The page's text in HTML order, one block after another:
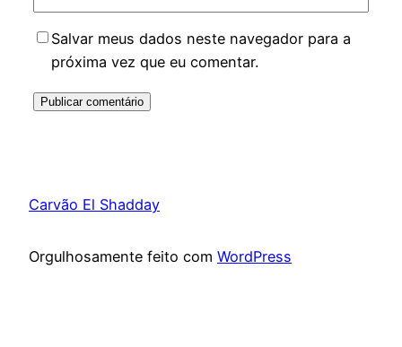
Salvar meus dados neste navegador para a
próxima vez que eu comentar.
Carvão El Shadday
Orgulhosamente feito com WordPress